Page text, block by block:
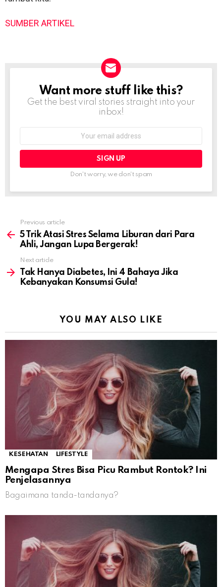
SUMBER ARTIKEL
NEWSLETTER
Want more stuff like this?
Get the best viral stories straight into your
inbox!
Don't worry, we don't spam
more
Previous article
5 Trik Atasi Stres Selama Liburan dari Para
Ahli, Jangan Lupa Bergerak!
Next article
Tak Hanya Diabetes, Ini 4 Bahaya Jika
Kebanyakan Konsumsi Gula!
YOU MAY ALSO LIKE
KESEHATAN LIFESTYLE
Mengapa Stres Bisa Picu Rambut Rontok? Ini
Penjelasannya
Bagaimana tanda-tandanya?